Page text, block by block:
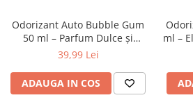
Odorizant Auto Bubble Gum
50 ml – Parfum Dulce și
Persistent pentru Interior
39,99 Lei
ADAUGA IN COS
ml –
și